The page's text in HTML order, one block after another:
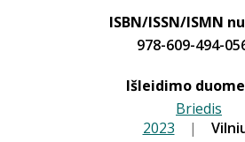
ISBN/ISSN/ISMN
978-609-494-
Išleidimo
Briedis
2023 |